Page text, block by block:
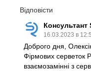
Відповісти
Консультант
16.03.2023 в
Доброго дня,
Фірмових серветок
взаємозамінні з